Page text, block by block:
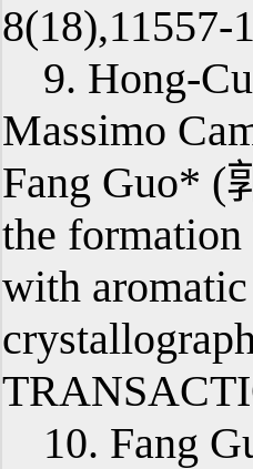
8(18),11557-
9. Hong-
Massimo
Fang Guo* (
the formation
with
10. Fang